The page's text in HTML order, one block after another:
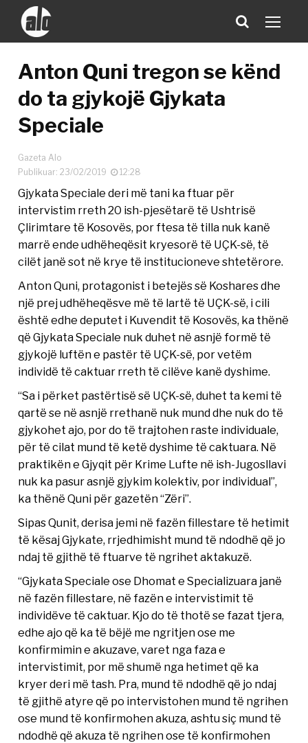
Anton Quni tregon se kënd
do ta gjykojë Gjykata
Speciale
Gazeta Alo
Publikuar: 23/02/2019
12:28
Gjykata Speciale deri më tani ka ftuar për
intervistim rreth 20 ish-pjesëtarë të Ushtrisë
Çlirimtare të Kosovës, por ftesa të tilla nuk kanë
marrë ende udhëheqësit kryesorë të UÇK-së, të
cilët janë sot në krye të institucioneve shtetërore.
Anton Quni, protagonist i betejës së Koshares dhe
një prej udhëheqësve më të lartë të UÇK-së, i cili
është edhe deputet i Kuvendit të Kosovës, ka thënë
që Gjykata Speciale nuk duhet në asnjë formë të
gjykojë luftën e pastër të UÇK-së, por vetëm
individë të caktuar rreth të cilëve kanë dyshime.
“Sa i përket pastërtisë së UÇK-së, duhet ta kemi të
qartë se në asnjë rrethanë nuk mund dhe nuk do të
gjykohet ajo, por do të trajtohen raste individuale,
për të cilat mund të ketë dyshime të caktuara. Në
praktikën e Gjyqit për Krime Lufte në ish-Jugosllavi
nuk ka pasur asnjë gjykim kolektiv, por individual”,
ka thënë Quni për gazetën “Zëri”.
Sipas Qunit, derisa jemi në fazën fillestare të hetimit
të kësaj Gjykate, rrjedhimisht mund të ndodhë që jo
ndaj të gjithë të ftuarve të ngrihet aktakuzë.
“Gjykata Speciale ose Dhomat e Specializuara janë
në fazën fillestare, në fazën e intervistimit të
individëve të caktuar. Kjo do të thotë se fazat tjera,
edhe ajo që ka të bëjë me ngritjen ose me
konfirmimin e akuzave, varet nga faza e
intervistimit, por më shumë nga hetimet që ka
kryer deri më tash. Pra, mund të ndodhë që jo ndaj
të gjithë atyre që po intervistohen mund të ngrihen
ose mund të konfirmohen akuza, ashtu siç mund të
ndodhë që akuza të ngrihen ose të konfirmohen